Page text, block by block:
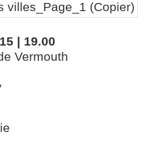
| 19.00
Vermouth